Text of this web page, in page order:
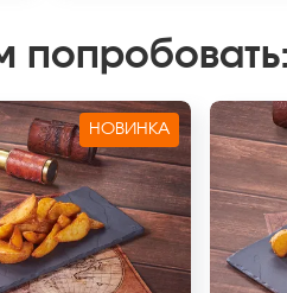
попробовать:
НОВИНКА